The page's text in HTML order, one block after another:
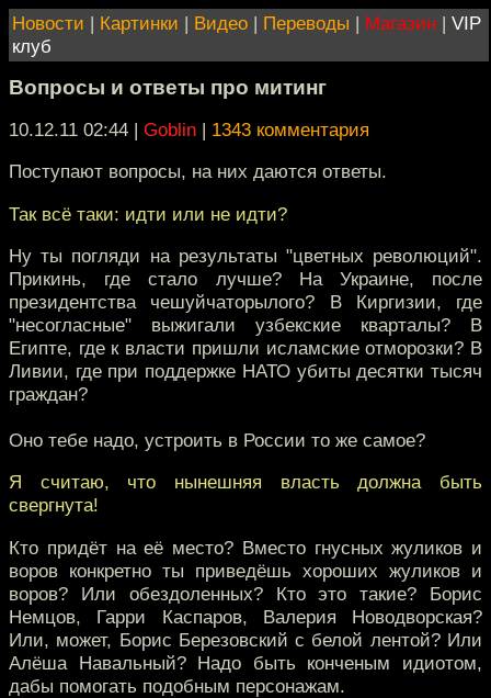
Новости | Картинки | Видео | Переводы | Магазин | VIP
клуб
Вопросы и ответы про митинг
10.12.11 02:44 | Goblin | 1343 комментария
Поступают вопросы, на них даются ответы.
Так всё таки: идти или не идти?
Ну ты погляди на результаты "цветных революций".
Прикинь, где стало лучше? На Украине, после
президентства чешуйчаторылого? В Киргизии, где
"несогласные" выжигали узбекские кварталы? В
Египте, где к власти пришли исламские отморозки? В
Ливии, где при поддержке НАТО убиты десятки тысяч
граждан?
Оно тебе надо, устроить в России то же самое?
Я считаю, что нынешняя власть должна быть
свергнута!
Кто придёт на её место? Вместо гнусных жуликов и
воров конкретно ты приведёшь хороших жуликов и
воров? Или обездоленных? Кто это такие? Борис
Немцов, Гарри Каспаров, Валерия Новодворская?
Или, может, Борис Березовский с белой лентой? Или
Алёша Навальный? Надо быть конченым идиотом,
дабы помогать подобным персонажам.